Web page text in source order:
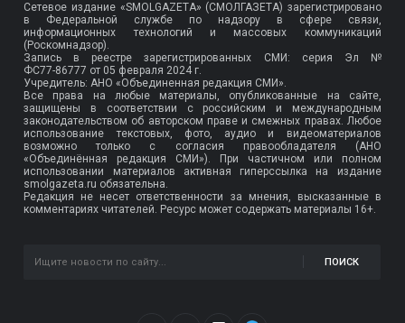
Сетевое издание «SMOLGAZETA» (СМОЛГАЗЕТА) зарегистрировано
в Федеральной службе по надзору в сфере связи,
информационных технологий и массовых коммуникаций
(Роскомнадзор).
Запись в реестре зарегистрированных СМИ: серия Эл №
ФС77-86777 от 05 февраля 2024 г.
Учредитель: АНО «Объединенная редакция СМИ».
Все права на любые материалы, опубликованные на сайте,
защищены в соответствии с российским и международным
законодательством об авторском праве и смежных правах. Любое
использование текстовых, фото, аудио и видеоматериалов
возможно только с согласия правообладателя (АНО
«Объединённая редакция СМИ»). При частичном или полном
использовании материалов активная гиперссылка на издание
smolgazeta.ru обязательна.
Редакция не несет ответственности за мнения, высказанные в
комментариях читателей. Ресурс может содержать материалы 16+.
ПОИСК